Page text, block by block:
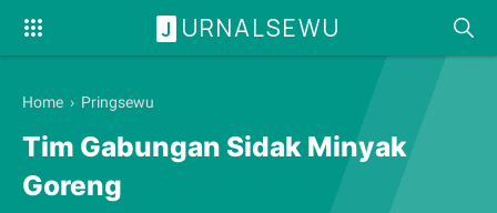
J URNALSEWU
Home › Pringsewu
Tim Gabungan Sidak Minyak
Goreng